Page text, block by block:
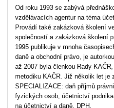
Od roku 1993 se zabývá
vzdělávacích agentur na téma
Provádí také zakázková školení
společností a zakázková školení
1995 publikuje v mnoha
daně a obchodní právo, je
až 2007 byla členkou Rady
metodiku KAČR. Již několik let je
SPECIALIZACE: daň příjmů
fyzických osob, účetnictví
na účetnictví a daně, DPH.